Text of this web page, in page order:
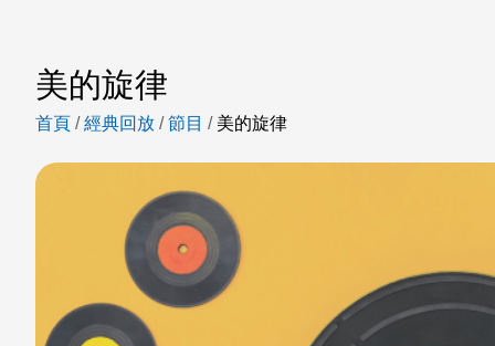
美的旋律
首頁 /經典回放 /節目 / 美的旋律